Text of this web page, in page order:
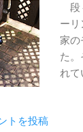
ン
な
感は
てツ
段
ー
家の
た
れて
記
トを投稿